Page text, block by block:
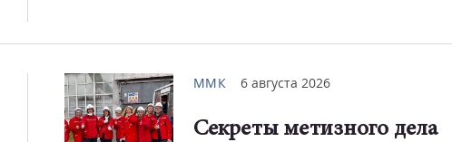
ММК 6 августа 2026
Секреты метизного дела